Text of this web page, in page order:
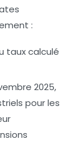
:
taux calculé
2025,
pour les